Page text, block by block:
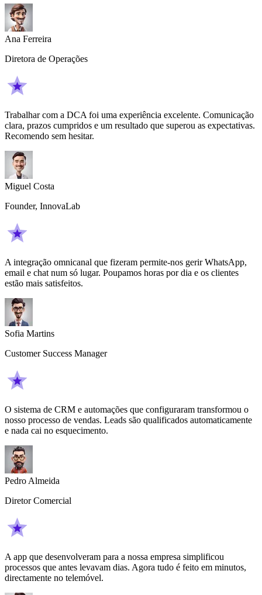
Ana Ferreira
Diretora de Operações
Trabalhar com a DCA foi uma experiência excelente. Comunicação
clara, prazos cumpridos e um resultado que superou as expectativas.
Recomendo sem hesitar.
Miguel Costa
Founder, InnovaLab
A integração omnicanal que fizeram permite-nos gerir WhatsApp,
email e chat num só lugar. Poupamos horas por dia e os clientes
estão mais satisfeitos.
Sofia Martins
Customer Success Manager
O sistema de CRM e automações que configuraram transformou o
nosso processo de vendas. Leads são qualificados automaticamente
e nada cai no esquecimento.
Pedro Almeida
Diretor Comercial
A app que desenvolveram para a nossa empresa simplificou
processos que antes levavam dias. Agora tudo é feito em minutos,
directamente no telemóvel.